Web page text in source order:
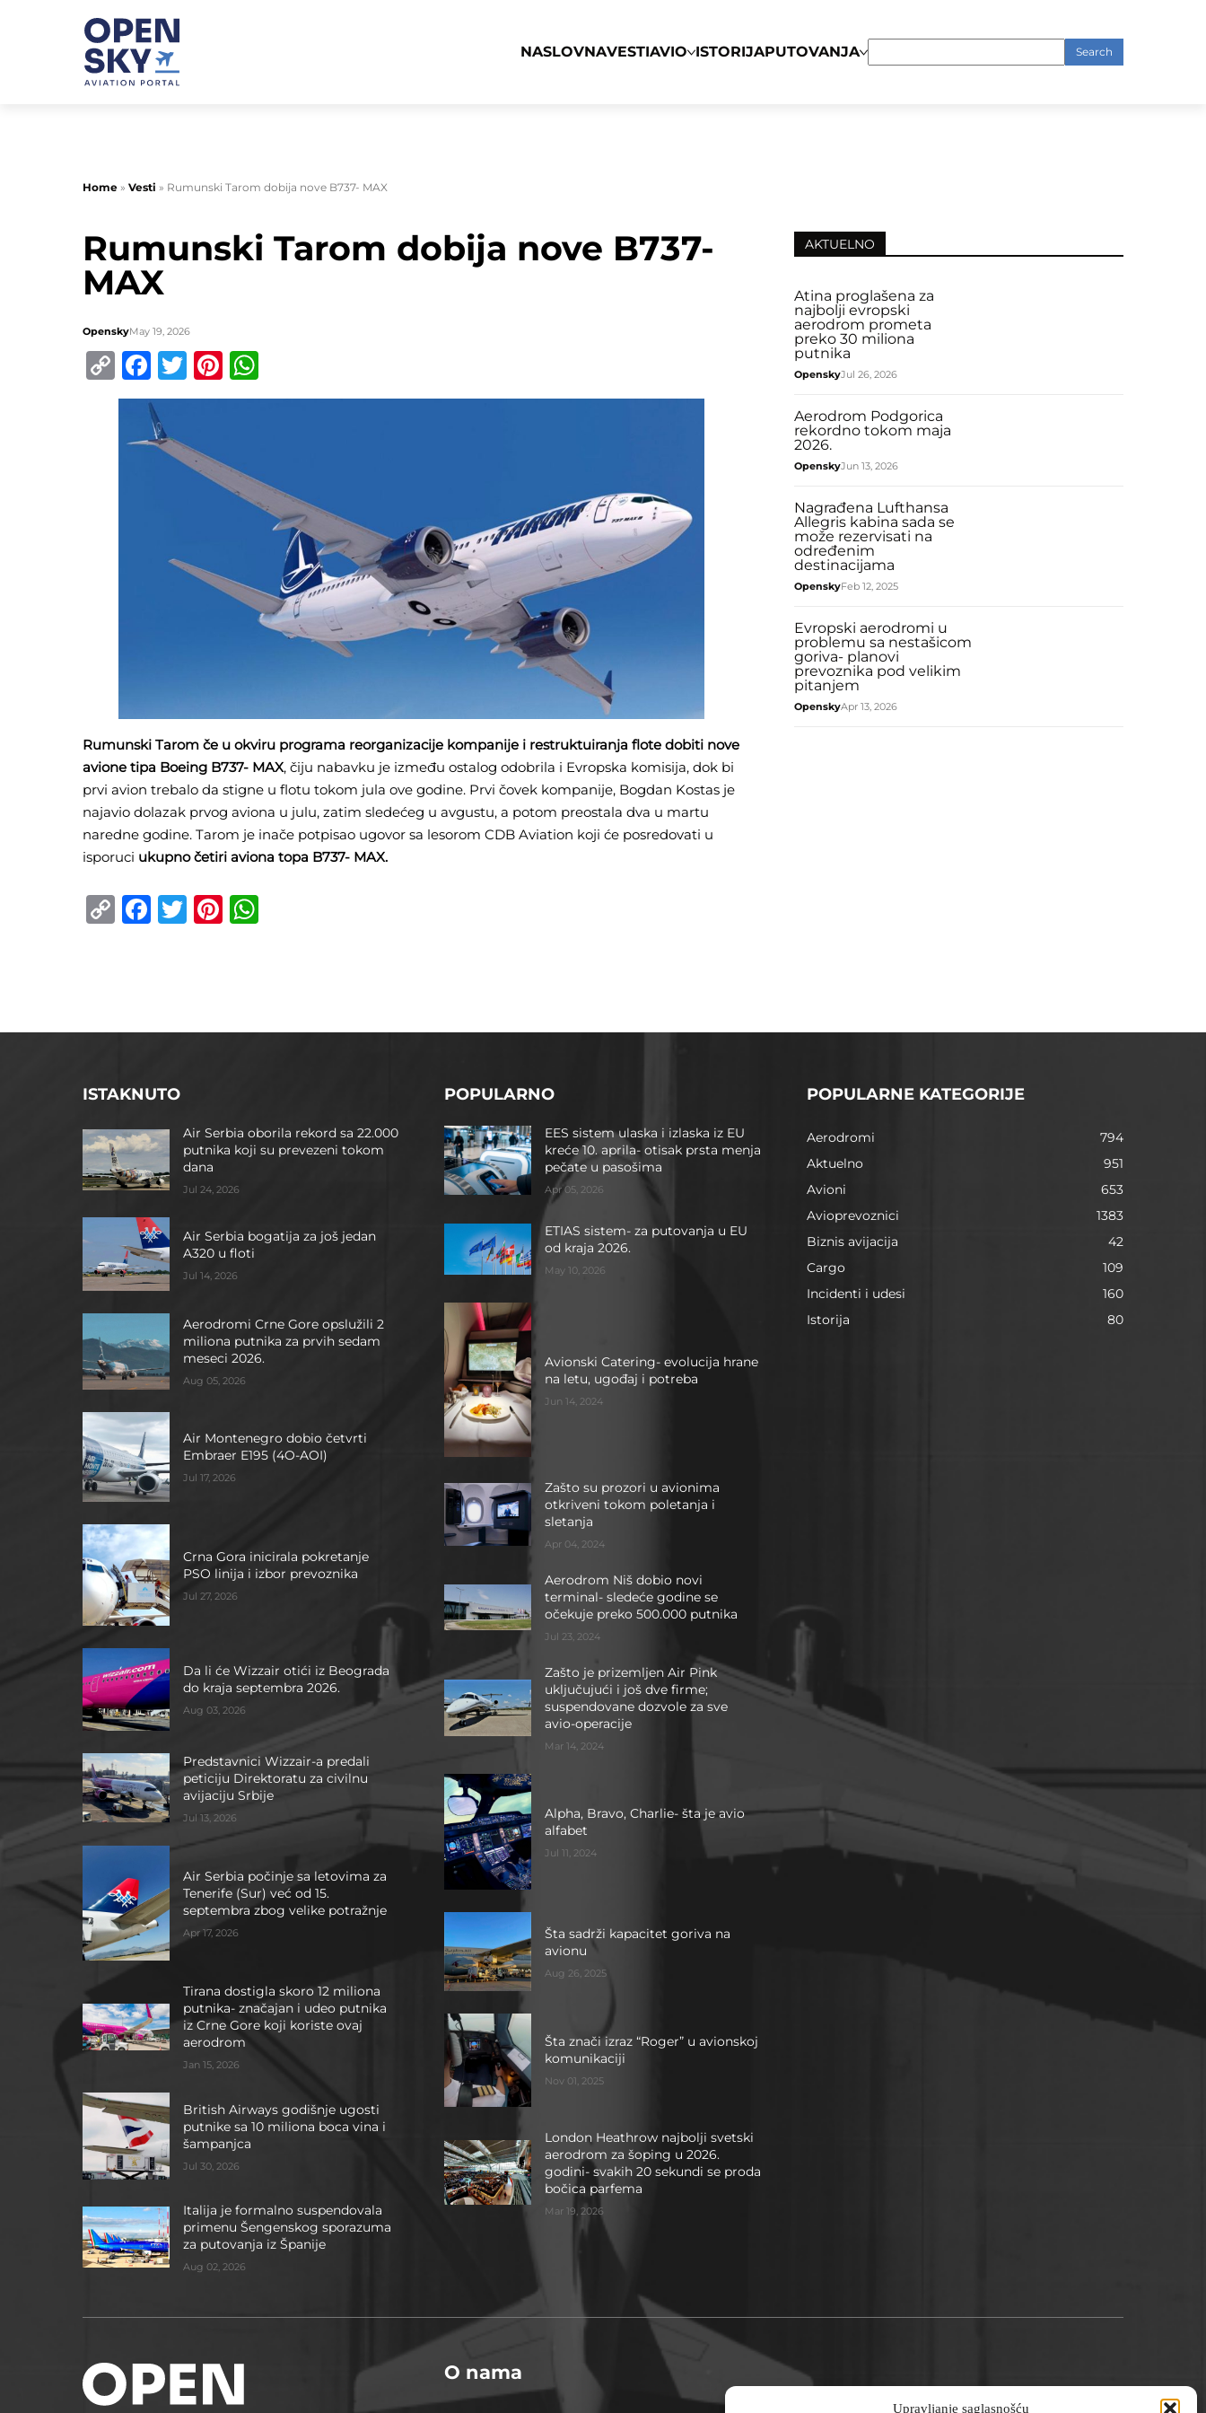
Upravljanje saglasnošću
NASLOVNAVESTIAVIO ISTORIJAPUTOVANJA
Home » Vesti » Rumunski Tarom dobija nove B737- MAX
Rumunski Tarom dobija nove B737-
MAX
OpenskyMay 19, 2026
Copy
Link
Facebook
TwitterPinterest
Rumunski Tarom če u okviru programa reorganizacije kompanije i restruktuiranja flote dobiti nove
avione tipa Boeing B737- MAX, čiju nabavku je između ostalog odobrila i Evropska komisija, dok bi
prvi avion trebalo da stigne u flotu tokom jula ove godine. Prvi čovek kompanije, Bogdan Kostas je
najavio dolazak prvog aviona u julu, zatim sledećeg u avgustu, a potom preostala dva u martu
naredne godine. Tarom je inače potpisao ugovor sa lesorom CDB Aviation koji će posredovati u
isporuci ukupno četiri aviona topa B737- MAX.
CopyFacebook
TwitterPinterest
AKTUELNO
Atina proglašena za
najbolji evropski
aerodrom prometa
preko 30 miliona
putnika
OpenskyJul 26, 2026
Aerodrom Podgorica
rekordno tokom maja
2026.
OpenskyJun 13, 2026
Nagrađena Lufthansa
Allegris kabina sada se
može rezervisati na
određenim
destinacijama
OpenskyFeb 12, 2025
Evropski aerodromi u
problemu sa nestašicom
goriva- planovi
prevoznika pod velikim
pitanjem
OpenskyApr 13, 2026
ISTAKNUTO
Air Serbia oborila rekord sa 22.000
putnika koji su prevezeni tokom
dana
Jul 24, 2026
Air Serbia bogatija za još jedan
A320 u floti
Jul 14, 2026
Aerodromi Crne Gore opslužili 2
miliona putnika za prvih sedam
meseci 2026.
Aug 05, 2026
Air Montenegro dobio četvrti
Embraer E195 (4O-AOI)
Jul 17, 2026
Crna Gora inicirala pokretanje
PSO linija i izbor prevoznika
Jul 27, 2026
Da li će Wizzair otići iz Beograda
do kraja septembra 2026.
Aug 03, 2026
Predstavnici Wizzair-a predali
peticiju Direktoratu za civilnu
avijaciju Srbije
Jul 13, 2026
Air Serbia počinje sa letovima za
Tenerife (Sur) već od 15.
septembra zbog velike potražnje
Apr 17, 2026
Tirana dostigla skoro 12 miliona
putnika- značajan i udeo putnika
iz Crne Gore koji koriste ovaj
aerodrom
Jan 15, 2026
British Airways godišnje ugosti
putnike sa 10 miliona boca vina i
šampanjca
Jul 30, 2026
Italija je formalno suspendovala
primenu Šengenskog sporazuma
za putovanja iz Španije
Aug 02, 2026
POPULARNO
EES sistem ulaska i izlaska iz EU
kreće 10. aprila- otisak prsta menja
pečate u pasošima
Apr 05, 2026
ETIAS sistem- za putovanja u EU
od kraja 2026.
May 10, 2026
Avionski Catering- evolucija hrane
na letu, ugođaj i potreba
Jun 14, 2024
Zašto su prozori u avionima
otkriveni tokom poletanja i
sletanja
Apr 04, 2024
Aerodrom Niš dobio novi
terminal- sledeće godine se
očekuje preko 500.000 putnika
Jul 23, 2024
Zašto je prizemljen Air Pink
uključujući i još dve firme;
suspendovane dozvole za sve
avio-operacije
Mar 14, 2024
Alpha, Bravo, Charlie- šta je avio
alfabet
Jul 11, 2024
Šta sadrži kapacitet goriva na
avionu
Aug 26, 2025
Šta znači izraz “Roger” u avionskoj
komunikaciji
Nov 01, 2025
London Heathrow najbolji svetski
aerodrom za šoping u 2026.
godini- svakih 20 sekundi se proda
bočica parfema
Mar 19, 2026
POPULARNE KATEGORIJE
Aerodromi
794
Aktuelno
951
Avioni
653
Avioprevoznici
1383
Biznis avijacija
42
Cargo
109
Incidenti i udesi
160
Istorija
80
O nama